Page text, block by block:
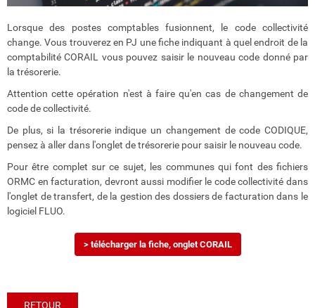
Lorsque des postes comptables fusionnent, le code collectivité
change. Vous trouverez en PJ une fiche indiquant à quel endroit de la
comptabilité CORAIL vous pouvez saisir le nouveau code donné par
la trésorerie.
Attention cette opération n'est à faire qu'en cas de changement de
code de collectivité.
De plus, si la trésorerie indique un changement de code CODIQUE,
pensez à aller dans l'onglet de trésorerie pour saisir le nouveau code.
Pour être complet sur ce sujet, les communes qui font des fichiers
ORMC en facturation, devront aussi modifier le code collectivité dans
l'onglet de transfert, de la gestion des dossiers de facturation dans le
logiciel FLUO.
> télécharger la fiche, onglet CORAIL
RETOUR